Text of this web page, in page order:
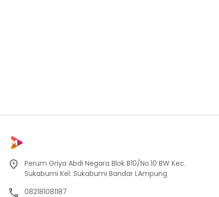
Perum Griya Abdi Negara Blok B10/No.10 BW Kec.
Sukabumi Kel. Sukabumi Bandar LAmpung
082181081187